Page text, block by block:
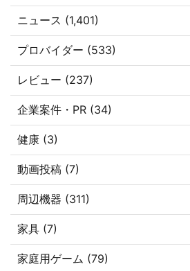
ニュース (1,401)
プロバイダー (533)
レビュー (237)
企業案件・PR (34)
健康 (3)
動画投稿 (7)
周辺機器 (311)
家具 (7)
家庭用ゲーム (79)